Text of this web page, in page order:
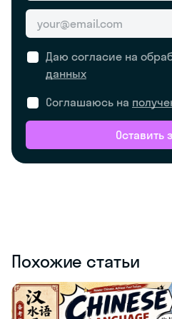
Даю согласие на
данных
Соглашаюсь на
Оставить
Похожие статьи